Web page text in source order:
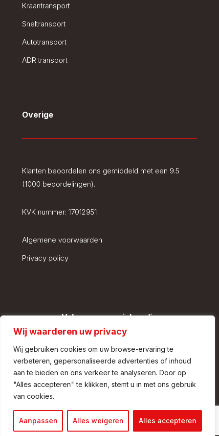
Wij waarderen uw privacy
Wij gebruiken cookies om uw browse-ervaring te
verbeteren, gepersonaliseerde advertenties of inhoud
aan te bieden en ons verkeer te analyseren. Door op
"Alles accepteren" te klikken, stemt u in met ons gebruik
van cookies.
Aanpassen Alles weigeren Alles accepteren
Kraantransport
Sneltransport
Autotransport
ADR transport
Overige
Klanten beoordelen ons gemiddeld met een 9.5
(1000 beoordelingen).
KVK nummer: 17012951
Algemene voorwaarden
Privacy policy
Volg ons op social media
© Copyright – Van Dingenen Transport |
Website doorMarket-it